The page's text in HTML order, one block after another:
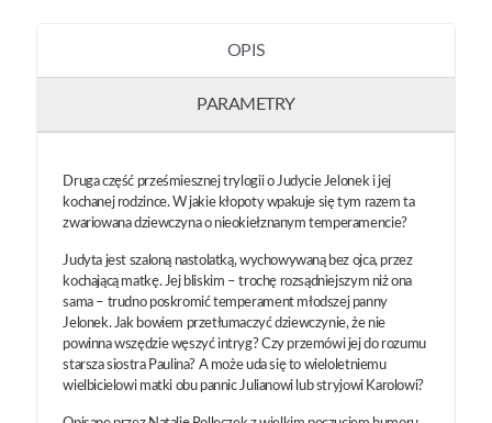
OPIS
PARAMETRY
Druga część prześmiesznej trylogii o Judycie Jelonek i jej
kochanej rodzince. W jakie kłopoty wpakuje się tym razem ta
zwariowana dziewczyna o nieokiełznanym temperamencie?
Judyta jest szaloną nastolatką, wychowywaną bez ojca, przez
kochającą matkę. Jej bliskim – trochę rozsądniejszym niż ona
sama – trudno poskromić temperament młodszej panny
Jelonek. Jak bowiem przetłumaczyć dziewczynie, że nie
powinna wszędzie węszyć intryg? Czy przemówi jej do rozumu
starsza siostra Paulina? A może uda się to wieloletniemu
wielbicielowi matki obu pannic Julianowi lub stryjowi Karolowi?